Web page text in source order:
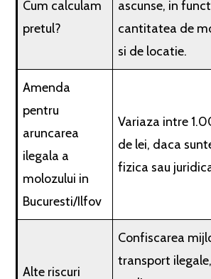
Cum calculam
pretul?
ascunse, in
cantitatea de
si de locatie.
Amenda
pentru
aruncarea
ilegala a
molozului in
Bucuresti/Ilfov
Variaza intre
de lei, daca
fizica sau
Alte riscuri
Confiscarea
transport